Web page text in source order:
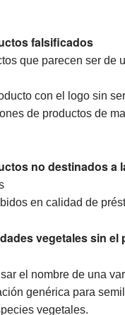
falsificados
que parecen ser de
con el logo sin
de productos de
no destinados a
en calidad de
vegetales sin el
el nombre de una
genérica para
vegetales.